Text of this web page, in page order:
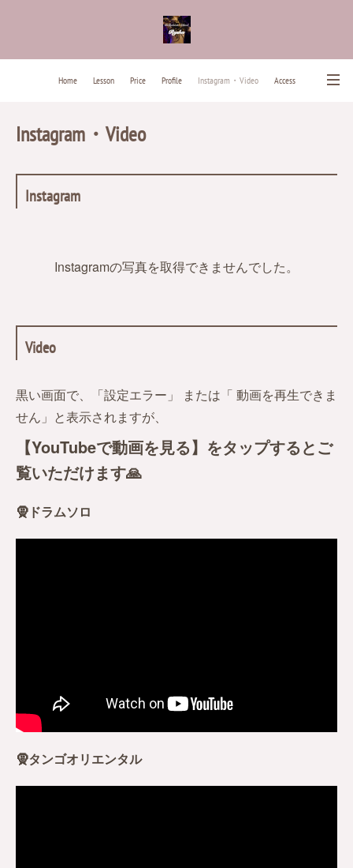
Home Lesson Price Profile Instagram・Video Access
Instagram・Video
Instagram
Instagramの写真を取得できませんでした。
Video
黒い画面で、「設定エラー」 または「 動画を再生できま
せん」と表示されますが、
【YouTubeで動画を見る】 をタップするとご
覧いただけます🙏
🧕ドラムソロ
🧕タンゴオリエンタル